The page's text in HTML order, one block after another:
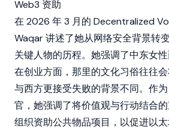
Web3 资助
在 2026 年 3 月的 Decentralized
Waqar 讲述了她从网络安全背景转
关键人物的历程。她强调了中东女
在创业方面，那里的文化习俗往往
与西方更接受失败的背景不同。作为
官，她强调了将价值观与行动结合
组织资助公共物品项目，以促进以